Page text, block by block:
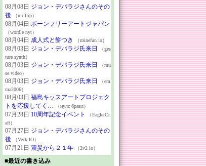
08月08日 ジョン・デバラジさんのその
後
（mr flip）
08月04日 ボーンフリーアートジャパン
（wordle nyt）
08月04日 成人式と餅つき （minefun io）
08月03日 ジョン・デバラジ氏来日
（ges
ture synth）
08月03日 ジョン・デバラジ氏来日
（mu
se video）
08月03日 ジョン・デバラジ氏来日
（em
ma2006）
08月03日 福島キッスアートプロジェク
トを応援してく…
（нулс бравл）
07月28日 10周年記念イベント
（EaglerCr
aft）
07月27日 ジョン・デバラジさんのその
後
（Veck IO）
07月21日 震災から２１年 （2v2 io）
■最近の書き込み